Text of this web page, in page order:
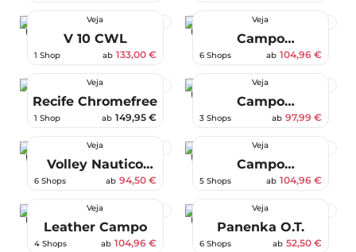
Veja
V 10 CWL
1 Shop ab 133,00 €
Veja
Campo
Chromefree
6 Shops ab 104,96 €
Veja
Recife Chromefree
1 Shop ab 149,95 €
Veja
Campo
Chromefree
3 Shops ab 97,99 €
-30 %
Veja
Volley Nautico
Bark
6 Shops ab 94,50 €
Veja
Campo
Chromefree
5 Shops ab 104,96 €
-25 %
Veja
Leather Campo
4 Shops ab 104,96 €
-63 %
Veja
Panenka O.T.
6 Shops ab 52,50 €